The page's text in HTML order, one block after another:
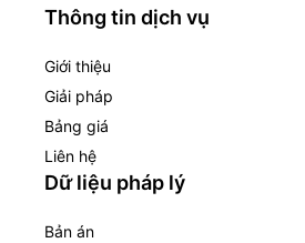
Thông tin dịch vụ
Giới thiệu
Giải pháp
Bảng giá
Liên hệ
Dữ liệu pháp lý
Bản án